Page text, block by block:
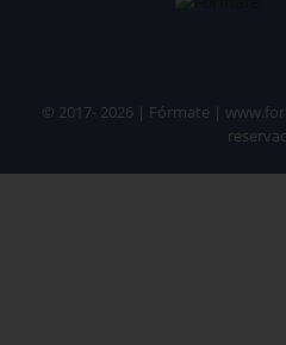
© 2017- 2026 | Fórmate |